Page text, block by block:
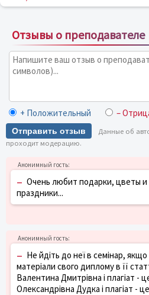
Отзывы о преподавателе
+ Положительный –
Отправить отзыв
Данные об
проходит модерацию.
– Очень любит подарки, цветы
праздники...
– Не йдіть до неї в семінар,
матеріали свого диплому в її
Валентина Дмитрівна і плагіат -
Олександрівна Дудка і плагіат -